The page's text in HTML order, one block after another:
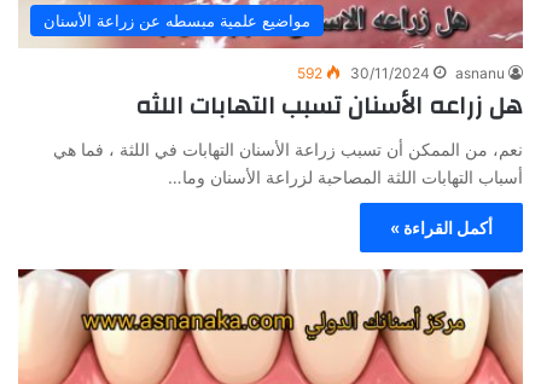
مواضيع علمية مبسطه عن زراعة الأسنان
asnanu
30/11/2024
592
هل زراعه الأسنان تسبب التهابات اللثه
نعم، من الممكن أن تسبب زراعة الأسنان التهابات في اللثة ، فما هي
أسباب التهابات اللثة المصاحبة لزراعة الأسنان وما…
أكمل القراءة »